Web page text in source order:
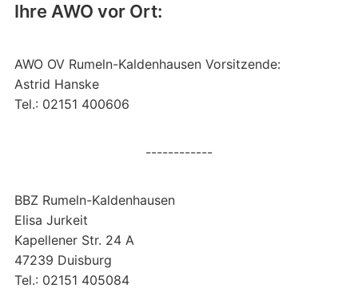
Ihre AWO vor Ort:
AWO OV Rumeln-Kaldenhausen Vorsitzende:
Astrid Hanske
Tel.: 02151 400606
------------
BBZ Rumeln-Kaldenhausen
Elisa Jurkeit
Kapellener Str. 24 A
47239 Duisburg
Tel.: 02151 405084